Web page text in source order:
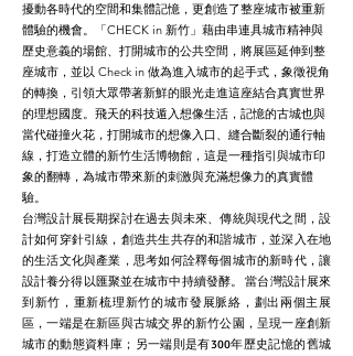
擾動各時代的空間和集體記憶，更創造了整座城市被重新
體驗的機會。
「CHECK in 新竹」藉由串連具城市精神與
歷史意義的場館、打開城市的公共空間，將展區延伸到整
座城市，並以 Check in 做為進入城市的起手式，象徵視角
的轉換，引領大眾帶著新鮮的眼光走進這座結合真實世界
的理想國度。飛天的科技遁入想像生活，記憶的古城也與
當代碰撞火花，打開城市的想像入口、縫合斷裂的通行軸
線，打造立體的新竹生活博物館，這是一種指引與城市印
象的翻轉，為城市帶來新的刺激與充滿想像力的真實體
驗。
台灣設計展長期探討在過去與未來、傳統與現代之間，設
計如何穿針引線，創造共生共存的和諧城市，並深入在地
的生活文化與產業，思考如何詮釋每個城市的新時代，讓
設計養分得以匯聚並在城市中持續發酵。 當台灣設計展來
到新竹，重新梳理新竹的城市發展脈絡，劃出兩個主展
區，一端是在新區與古城交界的新竹公園，呈現一座創新
城市的動態資料庫；另一端則是有300年歷史記憶的舊城